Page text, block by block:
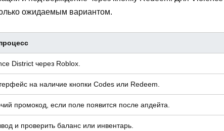
ожидаемым вариантом.
District через Roblox.
на наличие кнопки Codes или Redeem.
промокод, если поле появится после апдейта.
и проверить баланс или инвентарь.